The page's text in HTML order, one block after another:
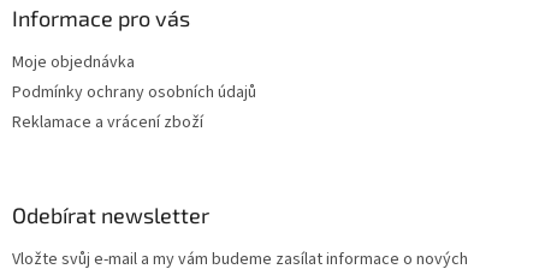
Informace pro vás
Moje objednávka
Podmínky ochrany osobních údajů
Reklamace a vrácení zboží
Odebírat newsletter
Vložte svůj e-mail a my vám budeme zasílat informace o nových